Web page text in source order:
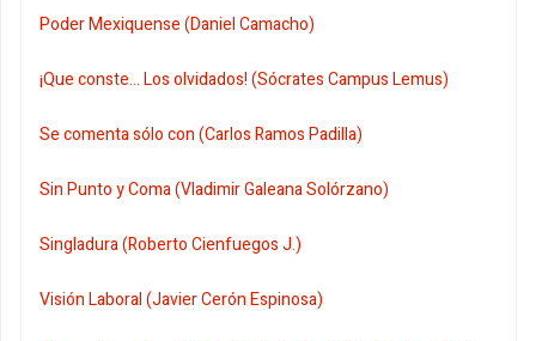
Poder Mexiquense (Daniel Camacho)
¡Que conste... Los olvidados! (Sócrates Campus Lemus)
Se comenta sólo con (Carlos Ramos Padilla)
Sin Punto y Coma (Vladimir Galeana Solórzano)
Singladura (Roberto Cienfuegos J.)
Visión Laboral (Javier Cerón Espinosa)